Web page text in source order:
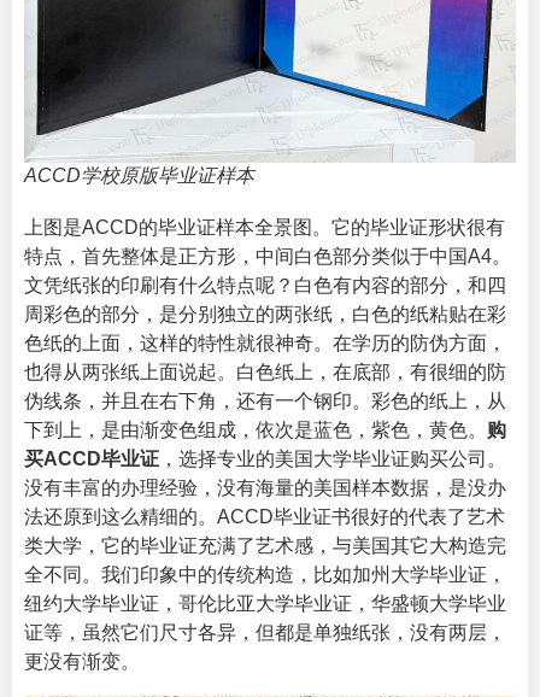
ACCD学校原版毕业证样本
上图是ACCD的毕业证样本全景图。它的毕业证形状很有
特点，首先整体是正方形，中间白色部分类似于中国A4。
文凭纸张的印刷有什么特点呢？白色有内容的部分，和四
周彩色的部分，是分别独立的两张纸，白色的纸粘贴在彩
色纸的上面，这样的特性就很神奇。在学历的防伪方面，
也得从两张纸上面说起。白色纸上，在底部，有很细的防
伪线条，并且在右下角，还有一个钢印。彩色的纸上，从
下到上，是由渐变色组成，依次是蓝色，紫色，黄色。 购
买ACCD毕业证 ，选择专业的美国大学毕业证购买公司 。
没有丰富的办理经验，没有海量的美国样本数据，是没办
法还原到这么精细的。ACCD毕业证书很好的代表了艺术
类大学，它的毕业证充满了艺术感，与美国其它大构造完
全不同。我们印象中的传统构造，比如加州大学毕业证，
纽约大学毕业证，哥伦比亚大学毕业证，华盛顿大学毕业
证等，虽然它们尺寸各异，但都是单独纸张，没有两层，
更没有渐变。